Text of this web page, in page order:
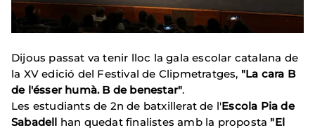
Dijous passat va tenir lloc la gala escolar catalana de
la XV edició del Festival de Clipmetratges, "La cara B
de l'ésser humà. B de benestar".
Les estudiants de 2n de batxillerat de l'Escola Pia de
Sabadell han quedat finalistes amb la proposta "El